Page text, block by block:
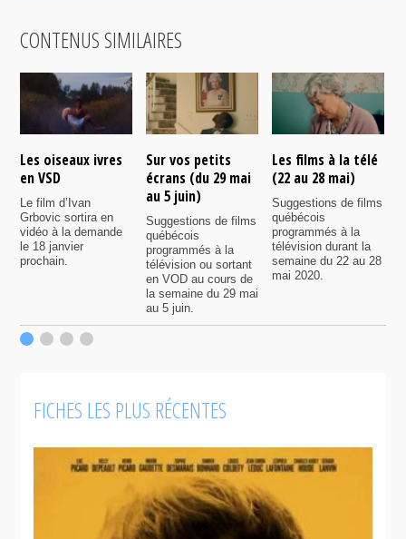
CONTENUS SIMILAIRES
Les oiseaux ivres
en VSD
Le film d’Ivan
Grbovic sortira en
vidéo à la demande
le 18 janvier
prochain.
Sur vos petits
écrans (du 29 mai
au 5 juin)
Suggestions de films
québécois
programmés à la
télévision ou sortant
en VOD au cours de
la semaine du 29 mai
au 5 juin.
Les films à la télé
(22 au 28 mai)
Suggestions de films
québécois
programmés à la
télévision durant la
semaine du 22 au 28
mai 2020.
FICHES LES PLUS RÉCENTES